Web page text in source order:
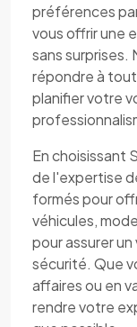
préférences
vous offrir une
sans
répondre à
planifier votre
En choisissant
de l'expertise
formés pour
véhicules,
pour assurer
sécurité. Que
affaires ou en
rendre votre